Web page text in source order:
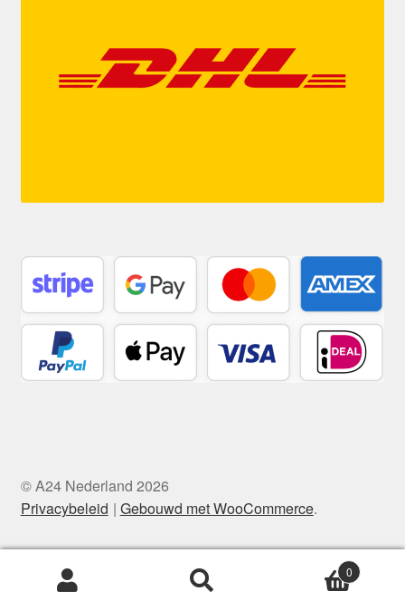
© A24 Nederland 2026
Privacybeleid
Gebouwd met WooCommerce.
Zoeken
0